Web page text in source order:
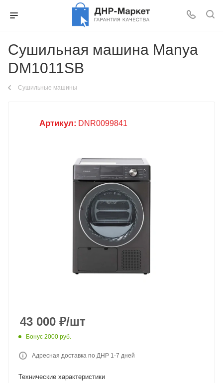
Сушильная машина Manya
DM1011SB
Сушильные машины
Артикул: DNR0099841
43 000 ₽/шт
Бонус 2000 руб.
Адресная доставка по ДНР 1-7 дней
Технические характеристики